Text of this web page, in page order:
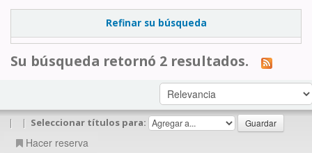
Refinar su búsqueda
Su búsqueda retornó 2 resultados.
| | Seleccionar títulos para:
Hacer reserva